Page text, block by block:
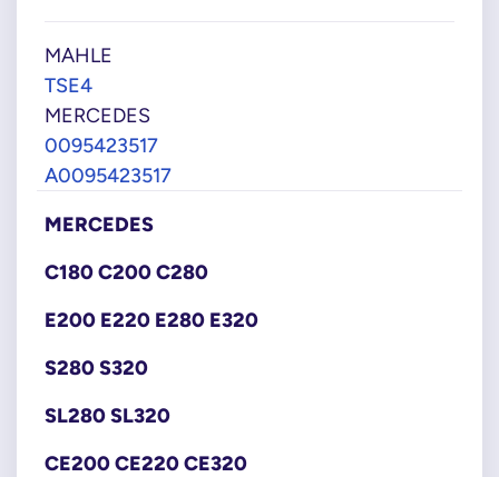
MAHLE
TSE4
MERCEDES
0095423517
A0095423517
MERCEDES
C180 C200 C280
E200 E220 E280 E320
S280 S320
SL280 SL320
CE200 CE220 CE320